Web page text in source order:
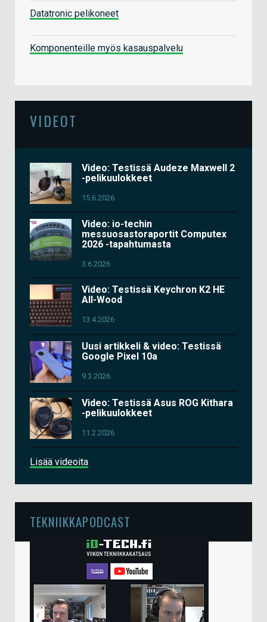
Datatronic pelikoneet
Komponenteille myös kasauspalvelu
VIDEOT
Video: Testissä Audeze Maxwell 2
-pelikuulokkeet
15.6.2026
Video: io-techin
messuosastoraportit Computex
2026 -tapahtumasta
3.6.2026
Video: Testissä Keychron K2 HE
All-Wood
13.4.2026
Uusi artikkeli & video: Testissä
Google Pixel 10a
9.3.2026
Video: Testissä Asus ROG Kithara
-pelikuulokkeet
11.2.2026
Lisää videoita
TEKNIIKKAPODCAST